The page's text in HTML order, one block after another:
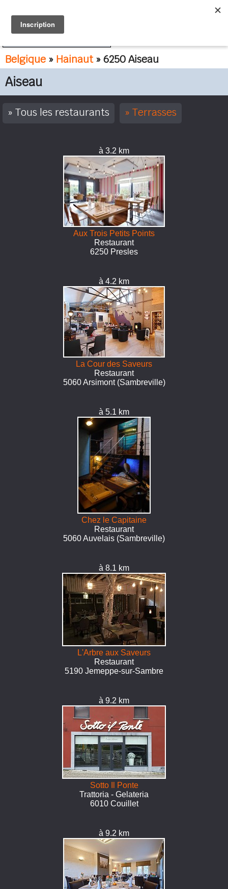
Belgique » Hainaut» 6250 Aiseau
Aiseau
Tous les restaurants Terrasses
à 3.2 km
Aux Trois Petits Points
Restaurant
6250 Presles
à 4.2 km
La Cour des Saveurs
Restaurant
5060 Arsimont (Sambreville)
à 5.1 km
Chez le Capitaine
Restaurant
5060 Auvelais (Sambreville)
à 8.1 km
L'Arbre aux Saveurs
Restaurant
5190 Jemeppe-sur-Sambre
à 9.2 km
Sotto Il Ponte
Trattoria - Gelateria
6010 Couillet
à 9.2 km